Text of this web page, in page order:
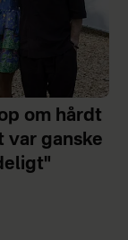
om hårdt
var ganske